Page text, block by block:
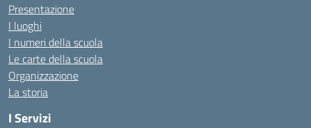
Presentazione
I luoghi
I numeri della scuola
Le carte della scuola
Organizzazione
La storia
I Servizi